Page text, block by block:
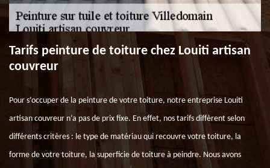
Tarifs peinture de toiture chez Louiti artisan
couvreur
Pour s’occuper de la peinture de votre toiture, notre entreprise Louiti
artisan couvreur n’a pas de prix fixe. En effet, nos tarifs diffèrent selon
différents critères : le type de matériau qui recouvre votre toiture, la
forme de votre toiture, la superficie de toiture à peindre. Nous avons